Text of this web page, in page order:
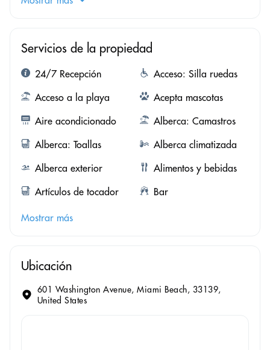
Servicios de la propiedad
24/7 Recepción
Acceso: Silla ruedas
Acceso a la playa
Acepta mascotas
Aire acondicionado
Alberca: Camastros
Alberca: Toallas
Alberca climatizada
Alberca exterior
Alimentos y bebidas
Artículos de tocador
Bar
Mostrar más
Ubicación
601 Washington Avenue, Miami Beach, 33139,
United States